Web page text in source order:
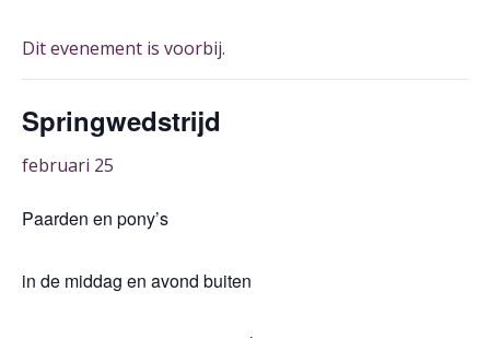
Dit evenement is voorbij.
Springwedstrijd
februari 25
Paarden en pony’s
in de middag en avond buiten